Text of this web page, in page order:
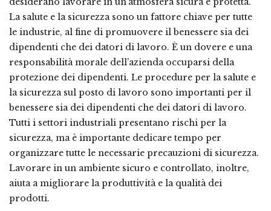
La salute e la sicurezza sono un fattore chiave per tutte
le industrie, al fine di promuovere il benessere sia dei
dipendenti che dei datori di lavoro. È un dovere e una
responsabilità morale dell’azienda occuparsi della
protezione dei dipendenti. Le procedure per la salute e
la sicurezza sul posto di lavoro sono importanti per il
benessere sia dei dipendenti che dei datori di lavoro.
Tutti i settori industriali presentano rischi per la
sicurezza, ma è importante dedicare tempo per
organizzare tutte le necessarie precauzioni di sicurezza.
Lavorare in un ambiente sicuro e controllato, inoltre,
aiuta a migliorare la produttività e la qualità dei
prodotti.